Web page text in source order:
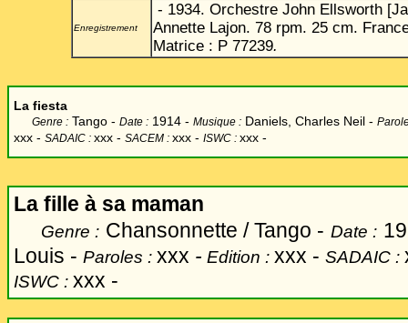
Enregistrement
- 1934. Orchestre John Ellsworth
Annette Lajon. 78 rpm. 25 cm.
Matrice : P 77239.
La fiesta
Genre : Tango - Date : 1914 - Musique : Daniels, Charles Neil -
xxx - SADAIC : xxx - SACEM : xxx - ISWC : xxx -
La fille à sa maman
Genre : Chansonnette / Tango - Date :
Louis - Paroles : xxx - Edition : xxx - SADAIC :
ISWC : xxx -